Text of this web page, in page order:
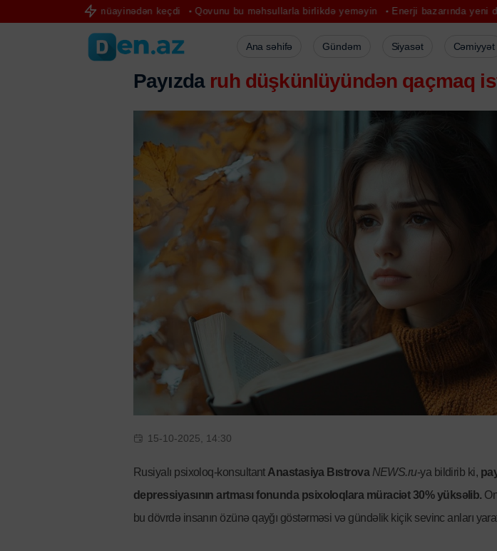
müayinədən keçdi Qovunu bu məhsullarla birlikdə yeməyin Enerji bazarında yeni dövr:
Ana səhifə Gündəm Siyasət Cəmiyyət
Payızda ruh düşkünlüyündən qaçmaq
15-10-2025, 14:30
Rusiyalı psixoloq-konsultant Anastasiya Bıstrova NEWS.ru-ya bildirib ki,
depressiyasının artması fonunda psixoloqlara müraciət 30% yüksəlib.
bu dövrdə insanın özünə qayğı göstərməsi və gündəlik kiçik sevinc anları